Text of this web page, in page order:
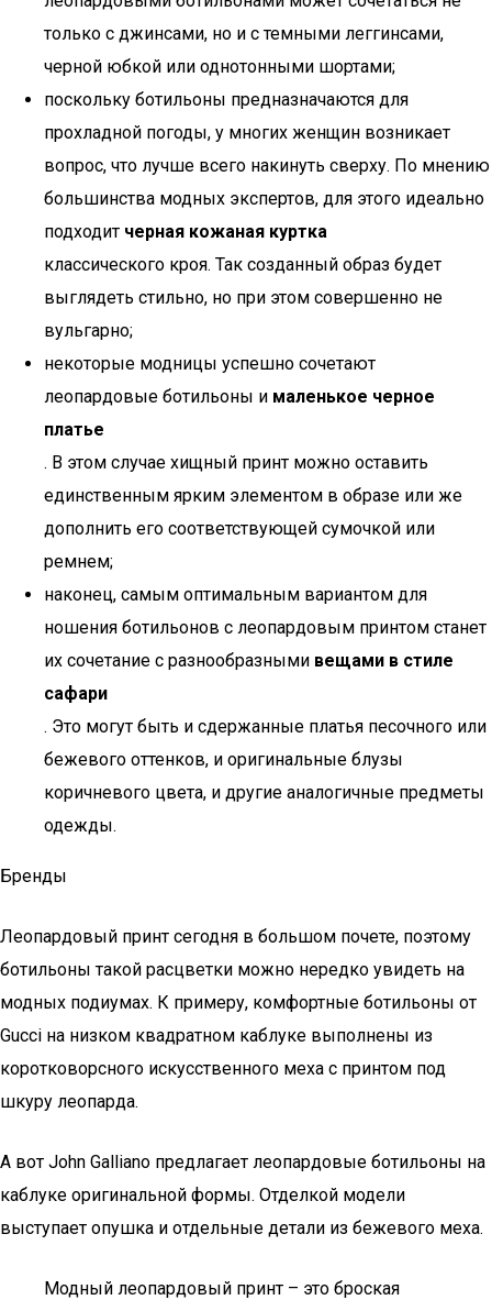
только с джинсами, но и с темными леггинсами,
черной юбкой или однотонными шортами;
поскольку ботильоны предназначаются для
прохладной погоды, у многих женщин возникает
вопрос, что лучше всего накинуть сверху. По мнению
большинства модных экспертов, для этого идеально
подходит черная кожаная куртка
классического кроя. Так созданный образ будет
выглядеть стильно, но при этом совершенно не
вульгарно;
некоторые модницы успешно сочетают
леопардовые ботильоны и маленькое черное
платье
. В этом случае хищный принт можно оставить
единственным ярким элементом в образе или же
дополнить его соответствующей сумочкой или
ремнем;
наконец, самым оптимальным вариантом для
ношения ботильонов с леопардовым принтом станет
их сочетание с разнообразными вещами в стиле
сафари
. Это могут быть и сдержанные платья песочного или
бежевого оттенков, и оригинальные блузы
коричневого цвета, и другие аналогичные предметы
одежды.
Бренды
Леопардовый принт сегодня в большом почете, поэтому
ботильоны такой расцветки можно нередко увидеть на
модных подиумах. К примеру, комфортные ботильоны от
Gucci на низком квадратном каблуке выполнены из
коротковорсного искусственного меха с принтом под
шкуру леопарда.
А вот John Galliano предлагает леопардовые ботильоны на
каблуке оригинальной формы. Отделкой модели
выступает опушка и отдельные детали из бежевого меха.
Модный леопардовый принт – это броская